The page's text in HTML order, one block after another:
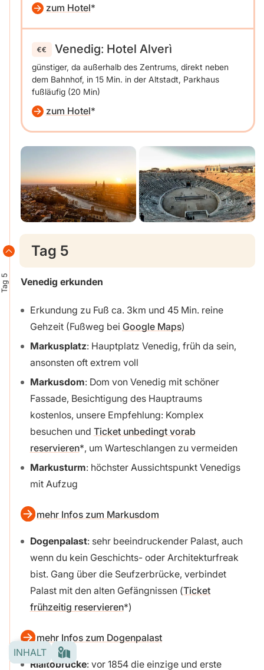
zum Hotel
Venedig: Hotel Alverì
günstiger, da außerhalb des Zentrums, direkt neben
dem Bahnhof, in 15 Min. in der Altstadt, Parkhaus
fußläufig (20 Min)
zum Hotel
Tag 5
Tag 5
Venedig erkunden
Erkundung zu Fuß ca. 3km und 45 Min. reine
Gehzeit (Fußweg bei Google Maps)
Markusplatz: Hauptplatz Venedig, früh da sein,
ansonsten oft extrem voll
Markusdom: Dom von Venedig mit schöner
Fassade, Besichtigung des Hauptraums
kostenlos, unsere Empfehlung: Komplex
besuchen und Ticket unbedingt vorab
reservieren , um Warteschlangen zu vermeiden
Markusturm: höchster Aussichtspunkt Venedigs
mit Aufzug
mehr Infos zum Markusdom
Dogenpalast: sehr beeindruckender Palast, auch
wenn du kein Geschichts- oder Architekturfreak
bist. Gang über die Seufzerbrücke, verbindet
Palast mit den alten Gefängnissen (Ticket
frühzeitig reservieren )
mehr Infos zum Dogenpalast
Rialtobrücke: vor 1854 die einzige und erste
INHALT